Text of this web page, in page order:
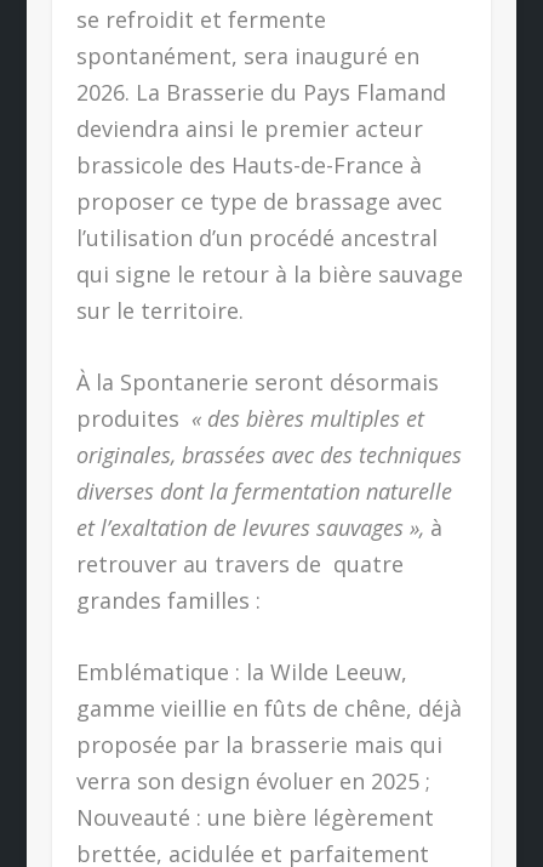
se refroidit et fermente
spontanément, sera inauguré en
2026. La Brasserie du Pays Flamand
deviendra ainsi le premier acteur
brassicole des Hauts-de-France à
proposer ce type de brassage avec
l’utilisation d’un procédé ancestral
qui signe le retour à la bière sauvage
sur le territoire.
À la Spontanerie seront désormais
produites « des bières multiples et
originales, brassées avec des techniques
diverses dont la fermentation naturelle
et l’exaltation de levures sauvages », à
retrouver au travers de quatre
grandes familles :
Emblématique : la Wilde Leeuw,
gamme vieillie en fûts de chêne, déjà
proposée par la brasserie mais qui
verra son design évoluer en 2025 ;
Nouveauté : une bière légèrement
brettée, acidulée et parfaitement